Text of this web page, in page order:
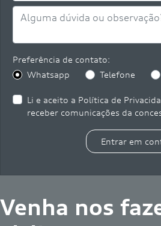
Preferência de contato:
Whatsapp
Telefone
Li e aceito a Política de
receber comunicações da
Entrar em
Venha nos